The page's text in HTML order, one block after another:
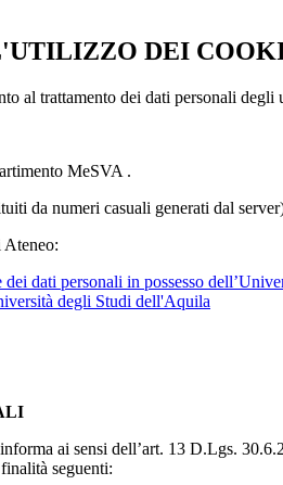
DEI
al trattamento dei dati personali
MeSVA .
da numeri casuali generati dal
Ateneo:
dati personali in possesso
degli Studi dell'Aquila
ai sensi dell’art. 13 D.Lgs.
seguenti: